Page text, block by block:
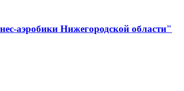
аэробики Нижегородской области"